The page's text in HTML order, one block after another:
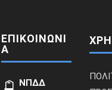
ΕΠΙΚΟΙΝΩΝΙ
Α
ΝΠΔΔ